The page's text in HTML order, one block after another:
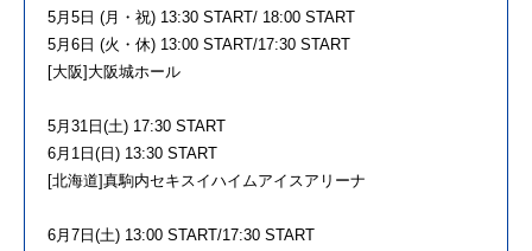
5月5日 (月・祝) 13:30 START/ 18:00 START
5月6日 (火・休) 13:00 START/17:30 START
[大阪]大阪城ホール
5月31日(土) 17:30 START
6月1日(日) 13:30 START
[北海道]真駒内セキスイハイムアイスアリーナ
6月7日(土) 13:00 START/17:30 START